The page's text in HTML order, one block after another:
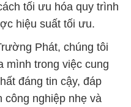
tối ưu hóa quy trình
hiệu suất tối ưu.
Phát, chúng tôi
mình trong việc cung
đáng tin cậy, đáp
công nghiệp nhẹ và